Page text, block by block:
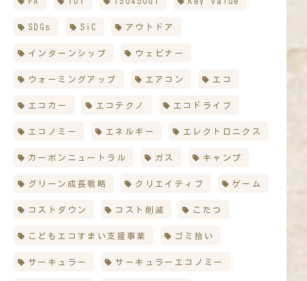
SDGs SiC アウトドア
インターンシップ ウェビナー
ウォーミングアップ エアコン エコ
エコカー エコテクノ エコドライブ
エコノミー エネルギー エレクトロニクス
カーボンニュートラル ガス キャンプ
グリーン成長戦略 クリエイティブ ゲーム
コストダウン コスト削減 こたつ
こどもエコすまい支援事業 ゴミ拾い
サーキュラー サーキュラーエコノミー